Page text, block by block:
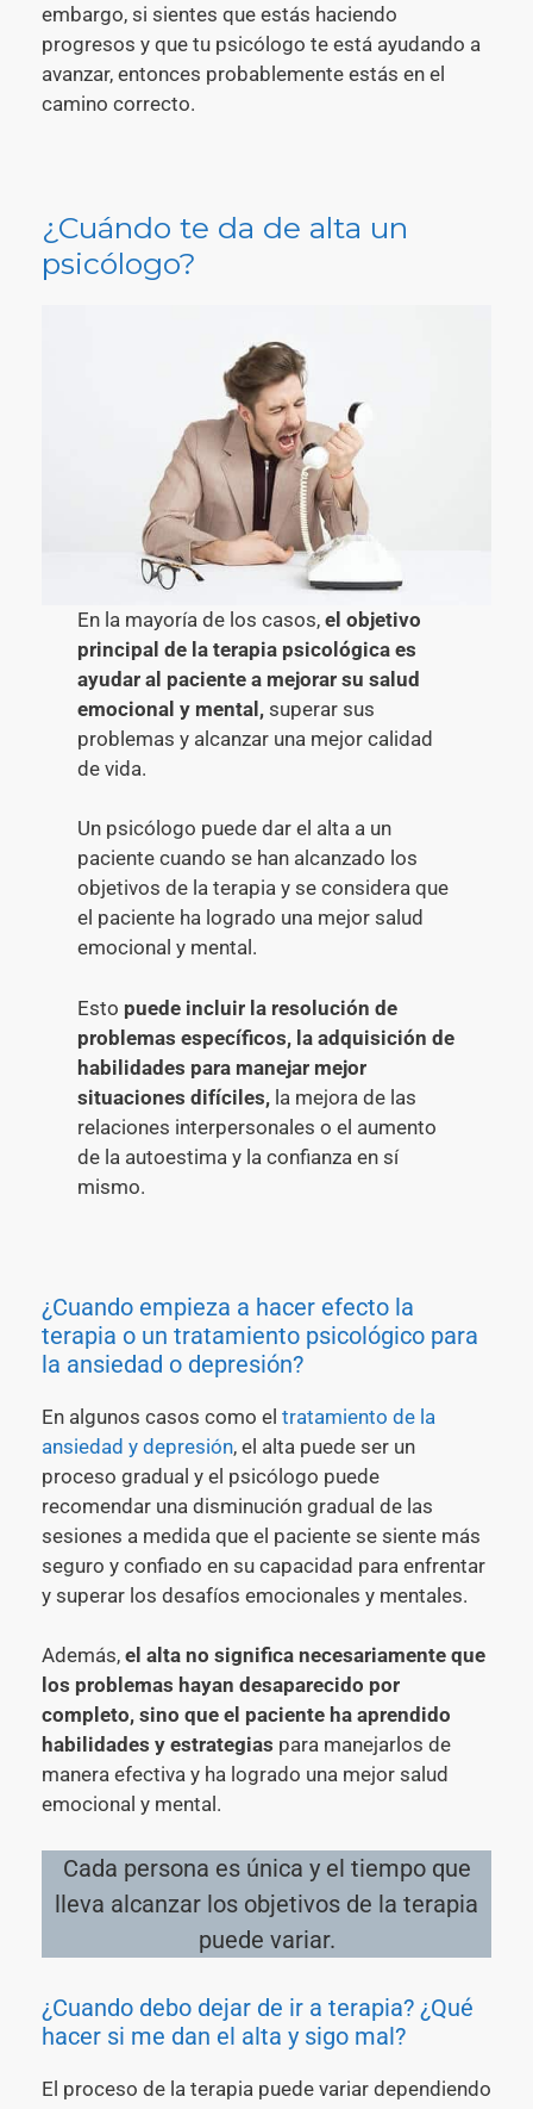
embargo, si sientes que estás haciendo
progresos y que tu psicólogo te está ayudando a
avanzar, entonces probablemente estás en el
camino correcto.
¿Cuándo te da de alta un
psicólogo?
En la mayoría de los casos,el objetivo
principal de la terapia psicológica es
ayudar al paciente a mejorar su salud
emocional y mental,superar sus
problemas y alcanzar una mejor calidad
de vida.
Un psicólogo puede dar el alta a un
paciente cuando se han alcanzado los
objetivos de la terapia y se considera que
el paciente ha logrado una mejor salud
emocional y mental.
Esto puede incluir la resolución de
problemas específicos, la adquisición de
habilidades para manejar mejor
situaciones difíciles, la mejora de las
relaciones interpersonales o el aumento
de la autoestima y la confianza en sí
mismo.
¿Cuando empieza a hacer efecto la
terapia o un tratamiento psicológico para
la ansiedad o depresión?
En algunos casos como el tratamiento de la
ansiedad y depresión, el alta puede ser un
proceso gradual y el psicólogo puede
recomendar una disminución gradual de las
sesiones a medida que el paciente se siente más
seguro y confiado en su capacidad para enfrentar
y superar los desafíos emocionales y mentales.
Además, el alta no significa necesariamente que
los problemas hayan desaparecido por
completo, sino que el paciente ha aprendido
habilidades y estrategias para manejarlos de
manera efectiva y ha logrado una mejor salud
emocional y mental.
Cada persona es única y el tiempo que
lleva alcanzar los objetivos de la terapia
puede variar.
¿Cuando debo dejar de ir a terapia? ¿Qué
hacer si me dan el alta y sigo mal?
El proceso de la terapia puede variar dependiendo